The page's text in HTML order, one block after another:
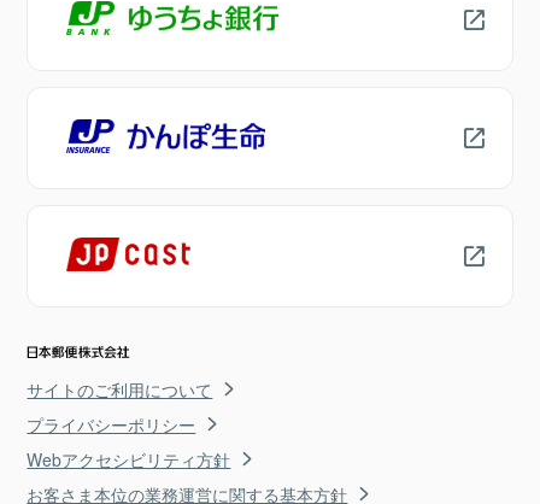
サイトのご利用について
プライバシーポリシー
Webアクセシビリティ方針
お客さま本位の業務運営に関する基本方針